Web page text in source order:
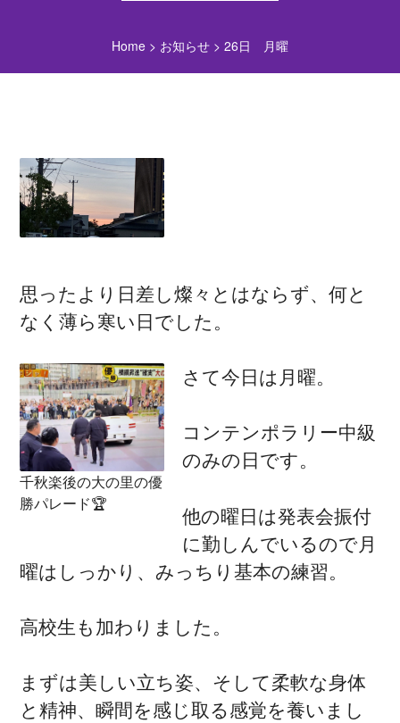
Home> お知らせ> 26日 月曜
思ったより日差し燦々とはならず、何と
なく薄ら寒い日でした。
千秋楽後の大の里の優
勝パレード🏆
さて今日は月曜。
コンテンポラリー中級
のみの日です。
他の曜日は発表会振付
に勤しんでいるので月
曜はしっかり、みっちり基本の練習。
高校生も加わりました。
まずは美しい立ち姿、そして柔軟な身体
と精神、瞬間を感じ取る感覚を養いまし